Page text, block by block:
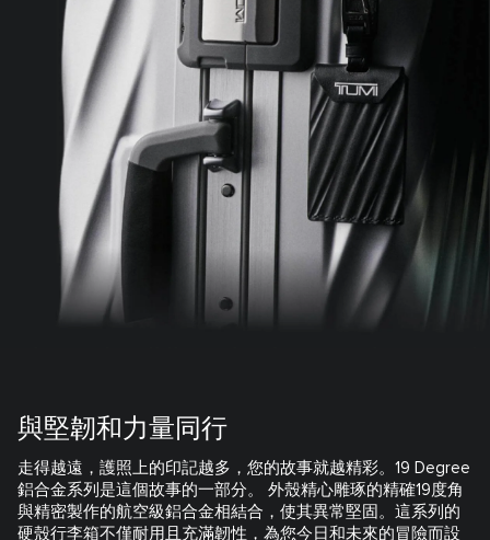
與堅韌和力量同行
走得越遠，護照上的印記越多，您的故事就越精彩。19 Degree
鋁合金系列是這個故事的一部分。 外殼精心雕琢的精確19度角
與精密製作的航空級鋁合金相結合，使其異常堅固。這系列的
硬殼行李箱不僅耐用且充滿韌性，為您今日和未來的冒險而設